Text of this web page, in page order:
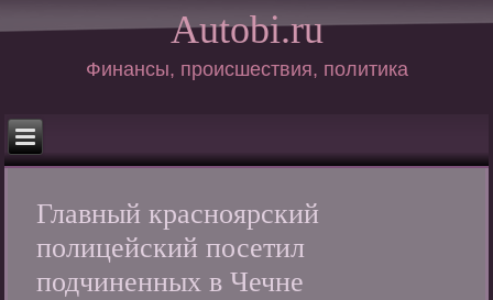
Autobi.ru
Финансы, происшествия, политика
Главный красноярский
полицейский посетил
подчиненных в Чечне